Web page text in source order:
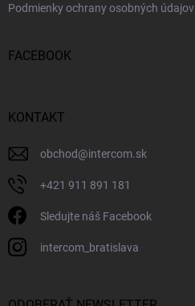
Podmienky ochrany osobných údajov
FACEBOOK
KONTAKT
obchod@intercom.sk
+421 911 891 181
Sledujte náš Facebook
intercom_bratislava